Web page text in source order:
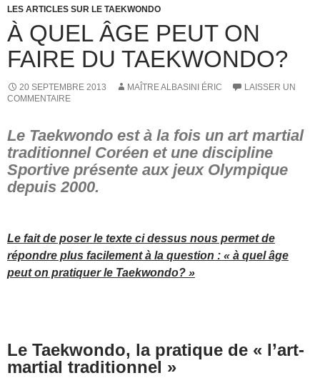
LES ARTICLES SUR LE TAEKWONDO
À QUEL ÂGE PEUT ON
FAIRE DU TAEKWONDO?
20 SEPTEMBRE 2013 MAÎTRE ALBASINI ÉRIC
LAISSER UN
COMMENTAIRE
Le Taekwondo est à la fois un art martial
traditionnel Coréen et une discipline
Sportive présente aux jeux Olympique
depuis 2000.
Le fait de poser le texte ci dessus nous permet de
répondre plus facilement à la question : « à quel âge
peut on pratiquer le Taekwondo? »
Le Taekwondo, la pratique de « l’art-
martial traditionnel »